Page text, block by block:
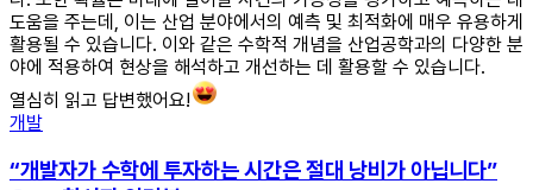
도움을 주는데, 이는 산업 분야에서의 예측 및 최적화에 매우 유용하게
활용될 수 있습니다. 이와 같은 수학적 개념을 산업공학과의 다양한 분
야에 적용하여 현상을 해석하고 개선하는 데 활용할 수 있습니다.
열심히 읽고 답변했어요!
개발
“개발자가 수학에 투자하는 시간은 절대 낭비가 아닙니다”